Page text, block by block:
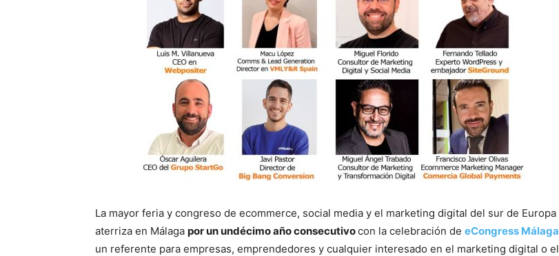
La mayor feria y congreso de ecommerce, social media y el marketing digital del sur de Europa
aterriza en Málaga por un undécimo año consecutivocon la celebración de eCongress Málaga
un referente para empresas, emprendedores y cualquier interesado en el marketing digital o el